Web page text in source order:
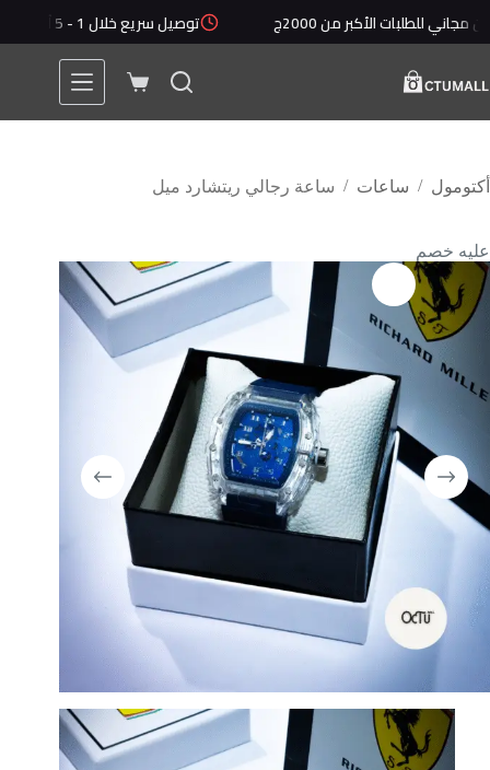
الأكبر من 2000ج توصيل سريع خلال 1 - 5 أيام
أكتومول / ساعات / ساعة رجالي ريتشارد ميل
عليه خصم